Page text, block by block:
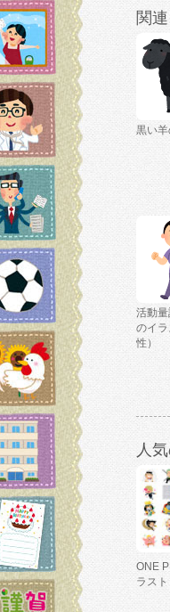
関
黒い羊
活動量
のイ
性）
人
ONE
ラス